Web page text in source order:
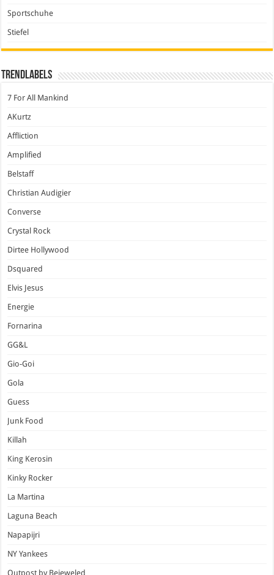
Sportschuhe
Stiefel
Trendlabels
7 For All Mankind
AKurtz
Affliction
Amplified
Belstaff
Christian Audigier
Converse
Crystal Rock
Dirtee Hollywood
Dsquared
Elvis Jesus
Energie
Fornarina
GG&L
Gio-Goi
Gola
Guess
Junk Food
Killah
King Kerosin
Kinky Rocker
La Martina
Laguna Beach
Napapijri
NY Yankees
Outpost by Bejeweled